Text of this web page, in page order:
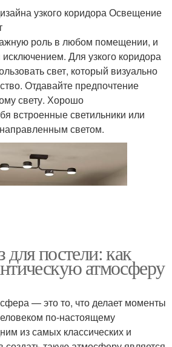
узкого коридора Освещение
роль в любом помещении, и
Для узкого коридора
свет, который визуально
Отдавайте предпочтение
свету. Хорошо
встроенные светильники или
светом.
для постели: как
атмосферу
— это то, что делает моменты
по-настоящему
из самых классических и